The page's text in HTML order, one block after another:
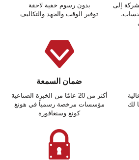
بدون رسوم خفية لاحقة
توفير الوقت والجهد والتكاليف
إلى
ضمان السمعة
أكثر من 20 عامًا من الخبرة الصناعية
مؤسسات مرخصة رسمياً في هونغ
كونغ وسنغافورة
لك